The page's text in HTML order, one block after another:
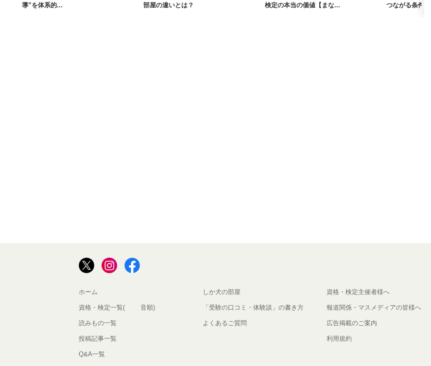
導”を体系的...
部屋の違いとは？
検定の本当の価値【まな...
つながる条件【
ホーム
資格・検定一覧(50音順)
読みもの一覧
投稿記事一覧
Q&A一覧
しか犬の部屋
「受験の口コミ・体験談」の書き方
よくあるご質問
資格・検定主催者様へ
報道関係・マスメディアの皆様へ
広告掲載のご案内
利用規約